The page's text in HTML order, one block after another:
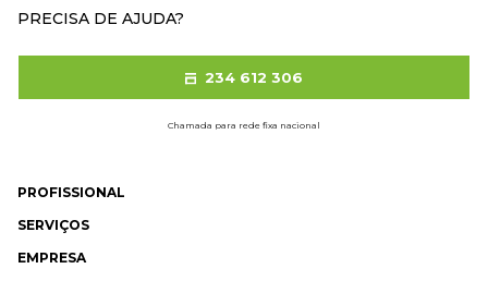
PROFISSIONAL
SERVIÇOS
EMPRESA
PRECISA DE AJUDA?
234 612 306
Chamada para rede fixa nacional